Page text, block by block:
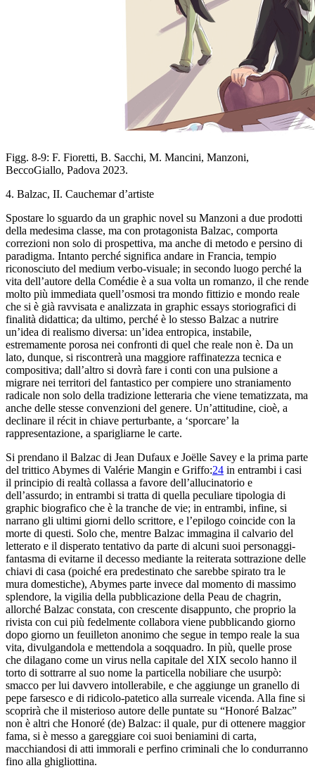
Figg. 8-9: F. Fioretti, B. Sacchi, M. Mancini, Manzoni,
BeccoGiallo, Padova 2023.
4. Balzac, II. Cauchemar d’artiste
Spostare lo sguardo da un graphic novel su Manzoni a due prodotti
della medesima classe, ma con protagonista Balzac, comporta
correzioni non solo di prospettiva, ma anche di metodo e persino di
paradigma. Intanto perché significa andare in Francia, tempio
riconosciuto del medium verbo-visuale; in secondo luogo perché la
vita dell’autore della Comédie è a sua volta un romanzo, il che rende
molto più immediata quell’osmosi tra mondo fittizio e mondo reale
che si è già ravvisata e analizzata in graphic essays storiografici di
finalità didattica; da ultimo, perché è lo stesso Balzac a nutrire
un’idea di realismo diversa: un’idea entropica, instabile,
estremamente porosa nei confronti di quel che reale non è. Da un
lato, dunque, si riscontrerà una maggiore raffinatezza tecnica e
compositiva; dall’altro si dovrà fare i conti con una pulsione a
migrare nei territori del fantastico per compiere uno straniamento
radicale non solo della tradizione letteraria che viene tematizzata, ma
anche delle stesse convenzioni del genere. Un’attitudine, cioè, a
declinare il récit in chiave perturbante, a ‘sporcare’ la
rappresentazione, a sparigliarne le carte.
Si prendano il Balzac di Jean Dufaux e Joëlle Savey e la prima parte
del trittico Abymes di Valérie Mangin e Griffo:24 in entrambi i casi
il principio di realtà collassa a favore dell’allucinatorio e
dell’assurdo; in entrambi si tratta di quella peculiare tipologia di
graphic biografico che è la tranche de vie; in entrambi, infine, si
narrano gli ultimi giorni dello scrittore, e l’epilogo coincide con la
morte di questi. Solo che, mentre Balzac immagina il calvario del
letterato e il disperato tentativo da parte di alcuni suoi personaggi-
fantasma di evitarne il decesso mediante la reiterata sottrazione delle
chiavi di casa (poiché era predestinato che sarebbe spirato tra le
mura domestiche), Abymes parte invece dal momento di massimo
splendore, la vigilia della pubblicazione della Peau de chagrin,
allorché Balzac constata, con crescente disappunto, che proprio la
rivista con cui più fedelmente collabora viene pubblicando giorno
dopo giorno un feuilleton anonimo che segue in tempo reale la sua
vita, divulgandola e mettendola a soqquadro. In più, quelle prose
che dilagano come un virus nella capitale del XIX secolo hanno il
torto di sottrarre al suo nome la particella nobiliare che usurpò:
smacco per lui davvero intollerabile, e che aggiunge un granello di
pepe farsesco e di ridicolo-patetico alla surreale vicenda. Alla fine si
scoprirà che il misterioso autore delle puntate su “Honoré Balzac”
non è altri che Honoré (de) Balzac: il quale, pur di ottenere maggior
fama, si è messo a gareggiare coi suoi beniamini di carta,
macchiandosi di atti immorali e perfino criminali che lo condurranno
fino alla ghigliottina.